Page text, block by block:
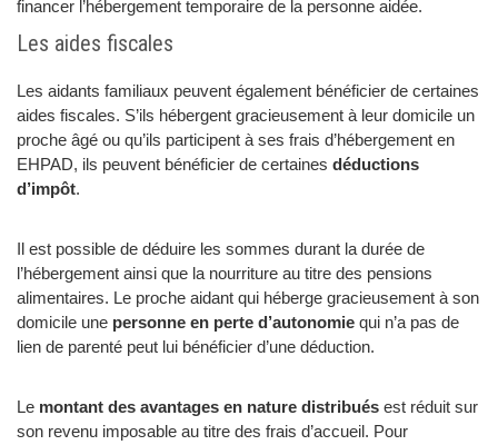
financer l’hébergement temporaire de la personne aidée.
Les aides fiscales
Les aidants familiaux peuvent également bénéficier de certaines
aides fiscales. S’ils hébergent gracieusement à leur domicile un
proche âgé ou qu’ils participent à ses frais d’hébergement en
EHPAD, ils peuvent bénéficier de certaines déductions
d’impôt.
Il est possible de déduire les sommes durant la durée de
l’hébergement ainsi que la nourriture au titre des pensions
alimentaires. Le proche aidant qui héberge gracieusement à son
domicile une personne en perte d’autonomie qui n’a pas de
lien de parenté peut lui bénéficier d’une déduction.
Le montant des avantages en nature distribués est réduit sur
son revenu imposable au titre des frais d’accueil. Pour